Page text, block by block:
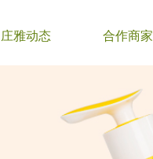
庄雅动态 合作商家